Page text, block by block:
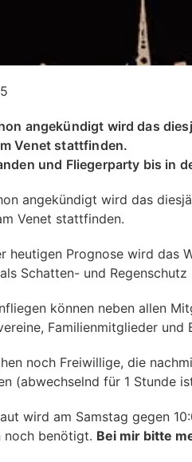
angekündigt wird das
Venet stattfinden.
und Fliegerparty bis in
angekündigt wird das
Venet stattfinden.
heutigen Prognose wird das
Schatten- und
können neben allen
Familienmitglieder und
noch Freiwillige, die
(abwechselnd für 1 Stunde
wird am Samstag gegen
noch benötigt. Bei mir bitte